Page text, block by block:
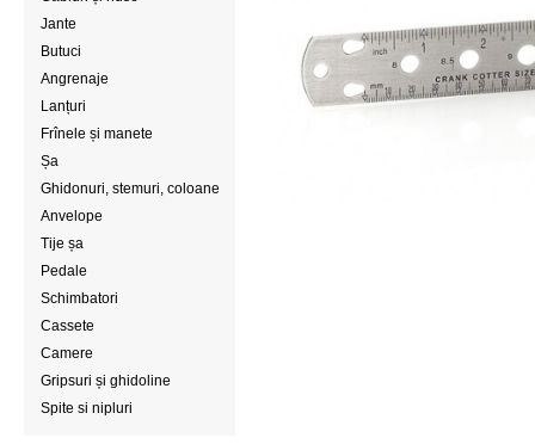
Jante
Butuci
Angrenaje
Lanțuri
Frînele și manete
Șa
Ghidonuri, stemuri, coloane
de direcție
Anvelope
Tije șa
Pedale
Schimbatori
Cassete
Camere
Gripsuri și ghidoline
Spite si nipluri